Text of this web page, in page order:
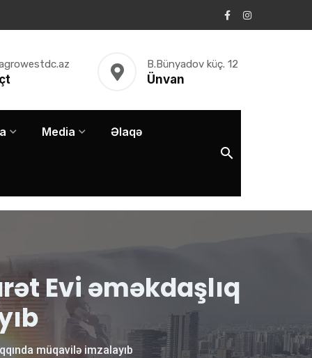
Ünvan
B.Bünyadov küç. 12
Media Əlaqə
Evi əməkdaşlıq
müqavilə imzalayıb